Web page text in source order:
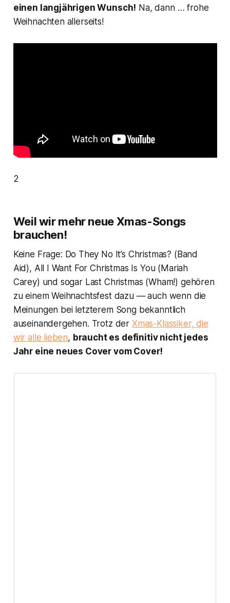
einen langjährigen Wunsch! Na, dann … frohe
Weihnachten allerseits!
2
Weil wir mehr neue Xmas-Songs
brauchen!
Keine Frage: Do They No It’s Christmas? (Band
Aid), All I Want For Christmas Is You(Mariah
Carey) und sogarLast Christmas (Wham!) gehören
zu einem Weihnachtsfest dazu — auch wenn die
Meinungen bei letzterem Song bekanntlich
auseinandergehen. Trotz der Xmas-Klassiker, die
wir alle lieben, braucht es definitiv nicht jedes
Jahr eine neues Cover vom Cover!